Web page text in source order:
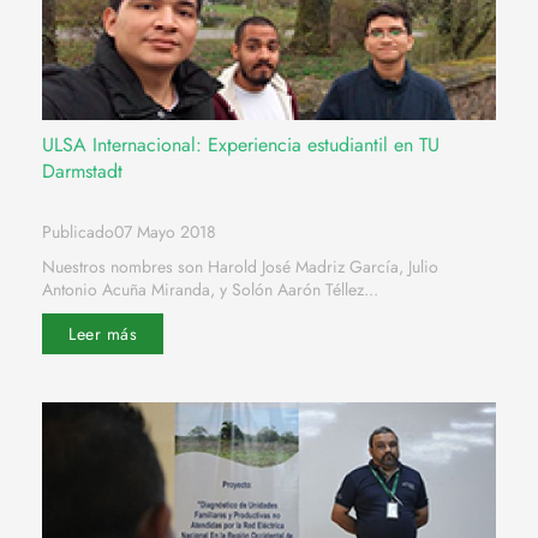
ULSA Internacional: Experiencia estudiantil en TU
Darmstadt
Publicado07 Mayo 2018
Nuestros nombres son Harold José Madriz García, Julio
Antonio Acuña Miranda, y Solón Aarón Téllez...
Leer más